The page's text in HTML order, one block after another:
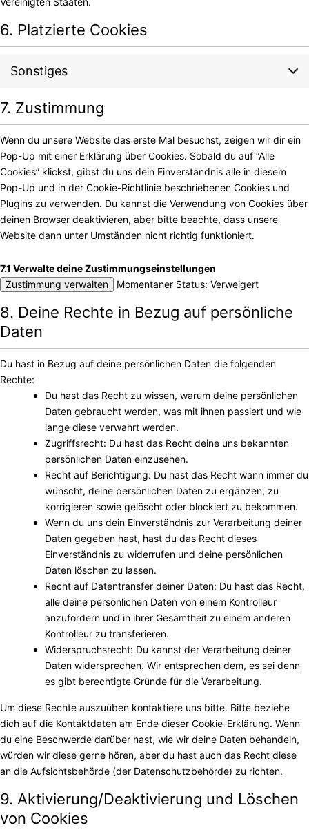
6. Platzierte Cookies
Sonstiges
7. Zustimmung
Wenn du unsere Website das erste Mal besuchst, zeigen wir dir ein
Pop-Up mit einer Erklärung über Cookies. Sobald du auf “Alle
Cookies” klickst, gibst du uns dein Einverständnis alle in diesem
Pop-Up und in der Cookie-Richtlinie beschriebenen Cookies und
Plugins zu verwenden. Du kannst die Verwendung von Cookies über
deinen Browser deaktivieren, aber bitte beachte, dass unsere
Website dann unter Umständen nicht richtig funktioniert.
7.1 Verwalte deine Zustimmungseinstellungen
Zustimmung verwalten
Momentaner Status: Verweigert
8. Deine Rechte in Bezug auf persönliche
Daten
Du hast in Bezug auf deine persönlichen Daten die folgenden
Rechte:
Du hast das Recht zu wissen, warum deine persönlichen
Daten gebraucht werden, was mit ihnen passiert und wie
lange diese verwahrt werden.
Zugriffsrecht: Du hast das Recht deine uns bekannten
persönlichen Daten einzusehen.
Recht auf Berichtigung: Du hast das Recht wann immer du
wünscht, deine persönlichen Daten zu ergänzen, zu
korrigieren sowie gelöscht oder blockiert zu bekommen.
Wenn du uns dein Einverständnis zur Verarbeitung deiner
Daten gegeben hast, hast du das Recht dieses
Einverständnis zu widerrufen und deine persönlichen
Daten löschen zu lassen.
Recht auf Datentransfer deiner Daten: Du hast das Recht,
alle deine persönlichen Daten von einem Kontrolleur
anzufordern und in ihrer Gesamtheit zu einem anderen
Kontrolleur zu transferieren.
Widerspruchsrecht: Du kannst der Verarbeitung deiner
Daten widersprechen. Wir entsprechen dem, es sei denn
es gibt berechtigte Gründe für die Verarbeitung.
Um diese Rechte auszuüben kontaktiere uns bitte. Bitte beziehe
dich auf die Kontaktdaten am Ende dieser Cookie-Erklärung. Wenn
du eine Beschwerde darüber hast, wie wir deine Daten behandeln,
würden wir diese gerne hören, aber du hast auch das Recht diese
an die Aufsichtsbehörde (der Datenschutzbehörde) zu richten.
9. Aktivierung/Deaktivierung und Löschen
von Cookies